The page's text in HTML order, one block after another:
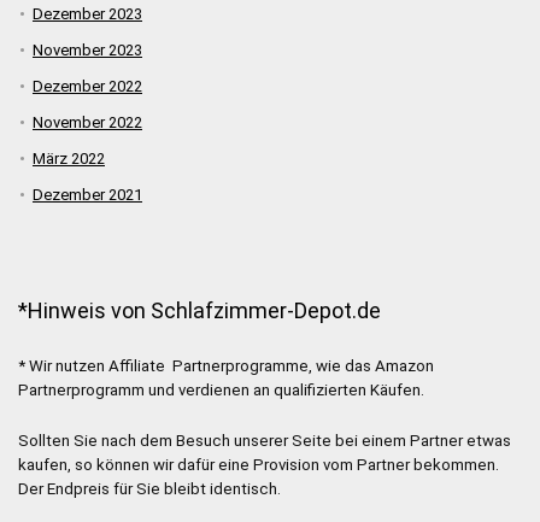
Dezember 2023
November 2023
Dezember 2022
November 2022
März 2022
Dezember 2021
*Hinweis von Schlafzimmer-Depot.de
* Wir nutzen Affiliate Partnerprogramme, wie das Amazon
Partnerprogramm und verdienen an qualifizierten Käufen.
Sollten Sie nach dem Besuch unserer Seite bei einem Partner etwas
kaufen, so können wir dafür eine Provision vom Partner bekommen.
Der Endpreis für Sie bleibt identisch.